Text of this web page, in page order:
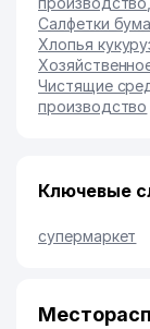
Салфетки
Хлопья
Чистящие
производство
Ключевые
супермаркет